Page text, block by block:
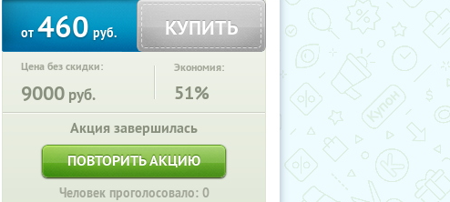
от460руб. КУПИТЬ
Цена без скидки:
9000 руб.
Экономия:
51%
Акция завершилась
ПОВТОРИТЬ АКЦИЮ
Человек проголосовало: 0